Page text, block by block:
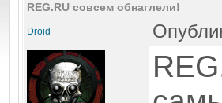
REG.RU совсем обнаглели!
Droid